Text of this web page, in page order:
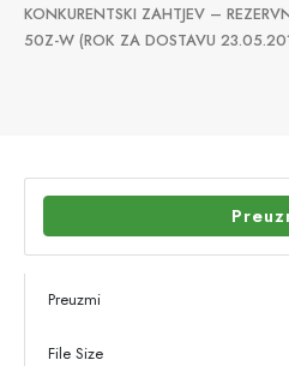
KONKURENTSKI ZAHTJEV –
50Z-W (ROK ZA DOSTAVU
Preuzmi
File Size